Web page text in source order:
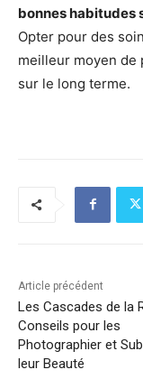
bonnes habitudes
Opter pour des
meilleur moyen de
sur le long terme.
Article précédent
Les Cascades de la
Conseils pour les
Photographier et
leur Beauté